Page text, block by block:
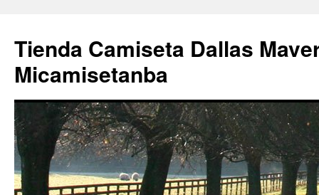
Tienda Camiseta Dallas
Micamisetanba